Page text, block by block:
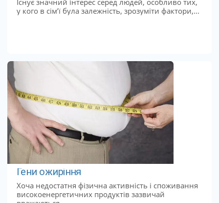
у кого в сім’ї була залежність, зрозуміти фактори,...
Гени ожиріння
Хоча недостатня фізична активність і споживання
високоенергетичних продуктів зазвичай